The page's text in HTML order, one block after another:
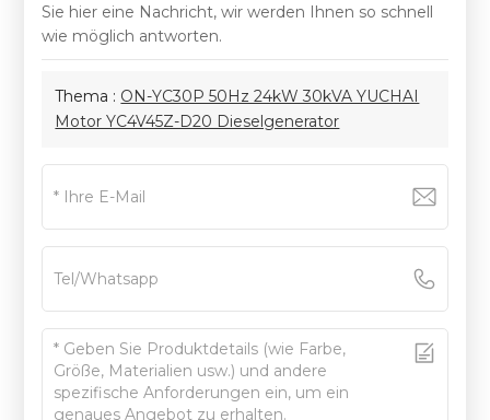
Sie hier eine Nachricht, wir werden Ihnen so schnell
wie möglich antworten.
Thema : ON-YC30P 50Hz 24kW 30kVA YUCHAI
Motor YC4V45Z-D20 Dieselgenerator